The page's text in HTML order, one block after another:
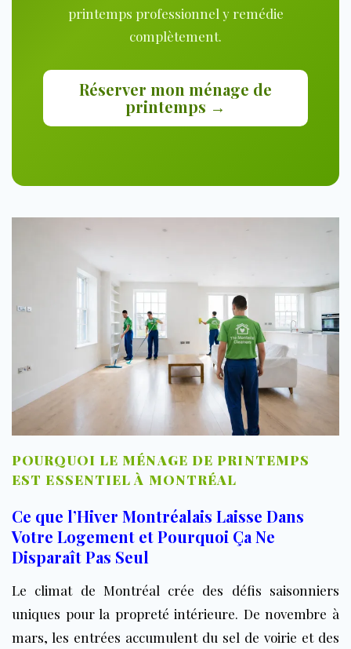
printemps professionnel y remédie
complètement.
Réserver mon ménage de
printemps →
POURQUOI LE MÉNAGE DE PRINTEMPS
EST ESSENTIEL À MONTRÉAL
Ce que l’Hiver Montréalais Laisse Dans
Votre Logement et Pourquoi Ça Ne
Disparaît Pas Seul
Le climat de Montréal crée des défis saisonniers
uniques pour la propreté intérieure. De novembre à
mars, les entrées accumulent du sel de voirie et des